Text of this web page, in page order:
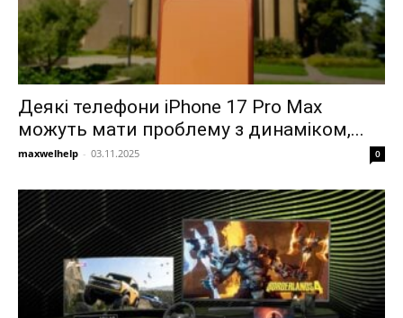
Деякі телефони iPhone 17 Pro Max
можуть мати проблему з динаміком,...
maxwelhelp - 03.11.2025 0